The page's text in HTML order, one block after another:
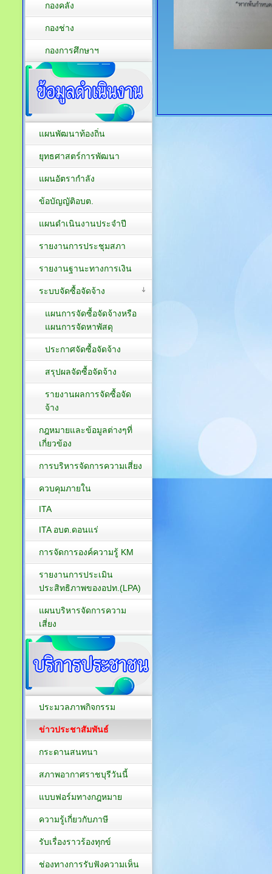
กองคลัง
กองช่าง
กองการศึกษาฯ
แผนพัฒนาท้องถิ่น
ยุทธศาสตร์การพัฒนา
แผนอัตรากำลัง
ข้อบัญญัติอบต.
แผนดำเนินงานประจำปี
รายงานการประชุมสภา
รายงานฐานะทางการเงิน
ระบบจัดซื้อจัดจ้าง
แผนการจัดซื้อจัดจ้างหรือ
แผนการจัดหาพัสดุ
ประกาศจัดซื้อจัดจ้าง
สรุปผลจัดซื้อจัดจ้าง
รายงานผลการจัดซื้อจัด
จ้าง
กฎหมายและข้อมูลต่างๆที่
เกี่ยวข้อง
การบริหารจัดการความเสี่ยง
ควบคุมภายใน
ITA
ITA อบต.ดอนแร่
การจัดการองค์ความรู้ KM
รายงานการประเมิน
ประสิทธิภาพของอปท.(LPA)
แผนบริหารจัดการความ
เสี่ยง
ประมวลภาพกิจกรรม
ข่าวประชาสัมพันธ์
กระดานสนทนา
สภาพอากาศราชบุรีวันนี้
แบบฟอร์มทางกฎหมาย
ความรู้เกี่ยวกับภาษี
รับเรื่องราวร้องทุกข์
ช่องทางการรับฟังความเห็น